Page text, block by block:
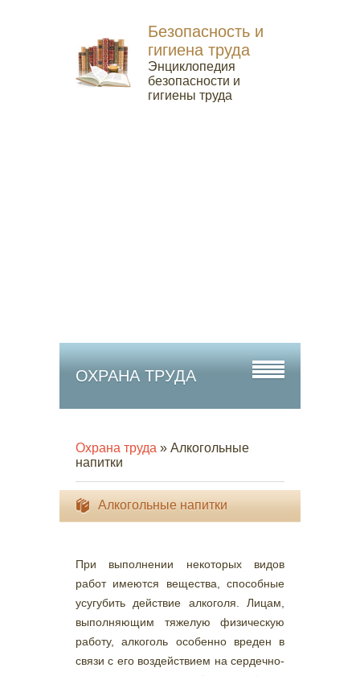
Безопасность и
гигиена труда
Энциклопедия
безопасности и
гигиены труда
ОХРАНА ТРУДА
Охрана труда » Алкогольные
напитки
Алкогольные напитки
При выполнении некоторых видов
работ имеются вещества, способные
усугубить действие алкоголя. Лицам,
выполняющим тяжелую физическую
работу, алкоголь особенно вреден в
связи с его воздействием на сердечно-